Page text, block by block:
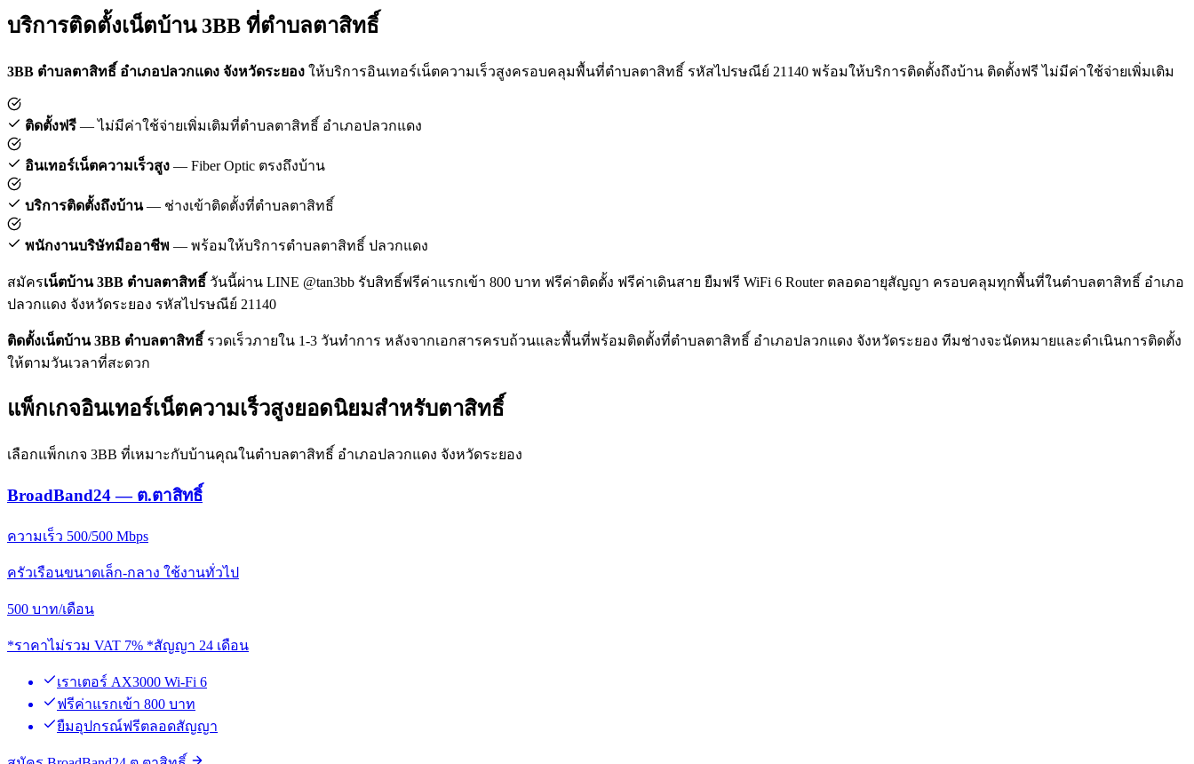
บริการติดตั้งเน็ตบ้าน 3BB ที่ตำบลตาสิทธิ์
3BB ตำบลตาสิทธิ์ อำเภอปลวกแดง จังหวัดระยอง ให้บริการอินเทอร์เน็ตความเร็วสูงครอบคลุมพื้นที่ตำบลตาสิทธิ์ รหัสไปรษณีย์ 21140 พร้อมให้บริการติดตั้งถึงบ้าน ติดตั้งฟรี ไม่มีค่าใช้จ่ายเพิ่มเติม
ติดตั้งฟรี — ไม่มีค่าใช้จ่ายเพิ่มเติมที่ตำบลตาสิทธิ์ อำเภอปลวกแดง
อินเทอร์เน็ตความเร็วสูง — Fiber Optic ตรงถึงบ้าน
บริการติดตั้งถึงบ้าน— ช่างเข้าติดตั้งที่ตำบลตาสิทธิ์
พนักงานบริษัทมืออาชีพ — พร้อมให้บริการตำบลตาสิทธิ์ ปลวกแดง
สมัครเน็ตบ้าน 3BB ตำบลตาสิทธิ์ วันนี้ผ่าน LINE @tan3bb รับสิทธิ์ฟรีค่าแรกเข้า 800 บาท ฟรีค่าติดตั้ง ฟรีค่าเดินสาย ยืมฟรี WiFi 6 Router ตลอดอายุสัญญา ครอบคลุมทุกพื้นที่ในตำบลตาสิทธิ์ อำเภอ
ปลวกแดง จังหวัดระยอง รหัสไปรษณีย์ 21140
ติดตั้งเน็ตบ้าน 3BB ตำบลตาสิทธิ์ รวดเร็วภายใน 1-3 วันทำการ หลังจากเอกสารครบถ้วนและพื้นที่พร้อมติดตั้งที่ตำบลตาสิทธิ์ อำเภอปลวกแดง จังหวัดระยอง ทีมช่างจะนัดหมายและดำเนินการติดตั้ง
ให้ตามวันเวลาที่สะดวก
แพ็กเกจอินเทอร์เน็ตความเร็วสูงยอดนิยมสำหรับตาสิทธิ์
เลือกแพ็กเกจ 3BB ที่เหมาะกับบ้านคุณในตำบลตาสิทธิ์ อำเภอปลวกแดง จังหวัดระยอง
BroadBand24 — ต.ตาสิทธิ์
ความเร็ว 500/500 Mbps
ครัวเรือนขนาดเล็ก-กลาง ใช้งานทั่วไป
500 บาท/เดือน
*ราคาไม่รวม VAT 7% *สัญญา 24 เดือน
เราเตอร์ AX3000 Wi-Fi 6
ฟรีค่าแรกเข้า 800 บาท
ยืมอุปกรณ์ฟรีตลอดสัญญา